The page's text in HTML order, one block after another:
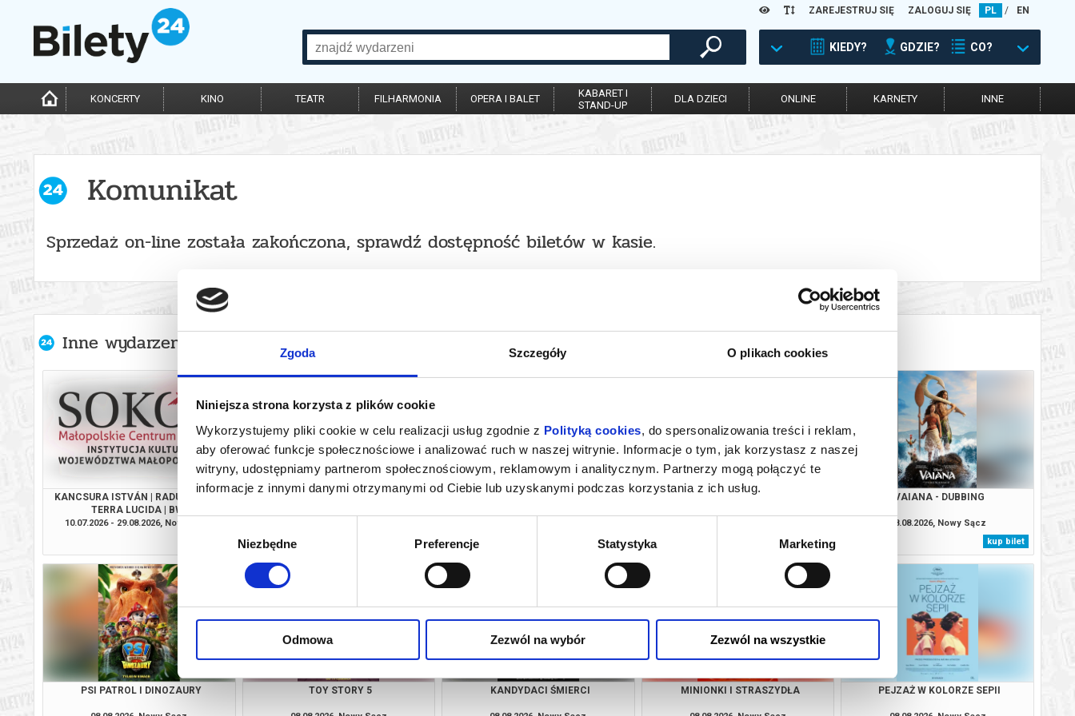
Zgoda Szczegóły O plikach cookies
Niniejsza strona korzysta z plików cookie
Wykorzystujemy pliki cookie w celu realizacji usług zgodnie z Polityką cookies, do spersonalizowania treści i reklam,
aby oferować funkcje społecznościowe i analizować ruch w naszej witrynie. Informacje o tym, jak korzystasz z naszej
witryny, udostępniamy partnerom społecznościowym, reklamowym i analitycznym. Partnerzy mogą połączyć te
informacje z innymi danymi otrzymanymi od Ciebie lub uzyskanymi podczas korzystania z ich usług.
Wybór
Niezbędne Preferencje Statystyka Marketing
Odmowa Zezwól na wybór Zezwól na wszystkie
ZAREJESTRUJ SIĘ ZALOGUJ SIĘ PL / EN
KIEDY? GDZIE? CO?
KONCERTY KINO TEATR FILHARMONIA OPERA I BALET
KABARET I
STAND-UP
DLA DZIECI ONLINE KARNETY INNE
Komunikat
Sprzedaż on-line została zakończona, sprawdź dostępność biletów w kasie.
Inne wydarzenia organizatora
KANCSURA ISTVÁN | RADU ŞERBAN |
TERRA LUCIDA | BWA
10.07.2026 - 29.08.2026, Nowy Sącz
EKIPA ZWIERZAKÓW
kup bilet
SPIDER-MAN. CAŁKIEM NOWY DZIEŃ -
kup bilet
ICE CREAM MAN
kup bilet
VAIANA - DUBBING
08.08.2026, Nowy Sącz
kup bilet
PSI PATROL I DINOZAURY TOY STORY 5 KANDYDACI ŚMIERCI MINIONKI I STRASZYDŁA PEJZAŻ W KOLORZE SEPII